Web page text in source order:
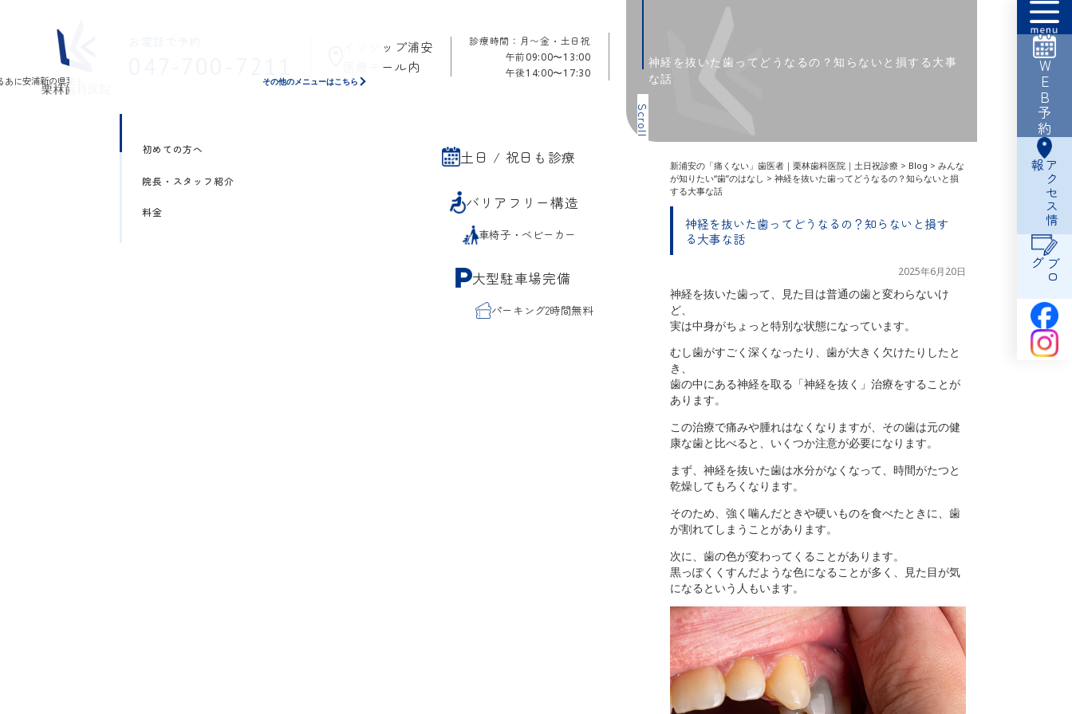
インシップ浦安
医療モール内
診療時間：月〜金・土日祝
午前09:00〜13:00
午後14:00〜17:30
初めての方へ
院長・スタッフ紹介
料金
土日 / 祝日も診療
バリアフリー構造
車椅子・ベビーカー
大型駐車場完備
パーキング2時間無料
その他のメニューはこちら WEB予約
ア
ク
セ
ス
情
報
ブ
ロ
グ
Scroll
神経を抜いた歯ってどうなるの？知らないと損する大事
な話
新浦安の「痛くない」歯医者｜栗林歯科医院｜土日祝診療 > Blog > みんな
が知りたい“歯”のはなし > 神経を抜いた歯ってどうなるの？知らないと損
する大事な話
神経を抜いた歯ってどうなるの？知らないと損す
る大事な話
2025年6月20日
神経を抜いた歯って、見た目は普通の歯と変わらないけ
ど、
実は中身がちょっと特別な状態になっています。
むし歯がすごく深くなったり、歯が大きく欠けたりしたと
き、
歯の中にある神経を取る「神経を抜く」治療をすることが
あります。
この治療で痛みや腫れはなくなりますが、その歯は元の健
康な歯と比べると、いくつか注意が必要になります。
まず、神経を抜いた歯は水分がなくなって、時間がたつと
乾燥してもろくなります。
そのため、強く噛んだときや硬いものを食べたときに、歯
が割れてしまうことがあります。
次に、歯の色が変わってくることがあります。
黒っぽくくすんだような色になることが多く、見た目が気
になるという人もいます。